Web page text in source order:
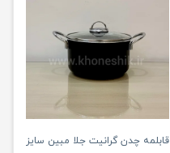
قابلمه چدن گرانیت جلا مبین سایز